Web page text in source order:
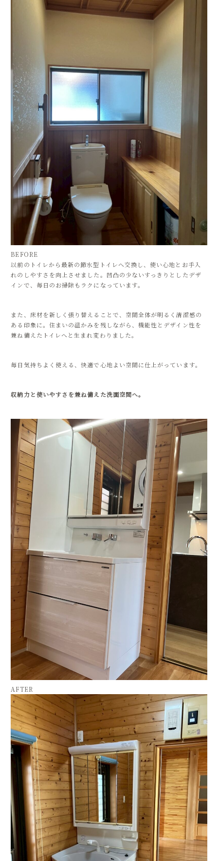
BEFORE
以前のトイレから最新の節水型トイレへ交換し、使い心地とお手入
れのしやすさを向上させました。凹凸の少ないすっきりとしたデザ
インで、毎日のお掃除もラクになっています。
また、床材を新しく張り替えることで、空間全体が明るく清潔感の
ある印象に。住まいの温かみを残しながら、機能性とデザイン性を
兼ね備えたトイレへと生まれ変わりました。
毎日気持ちよく使える、快適で心地よい空間に仕上がっています。
収納力と使いやすさを兼ね備えた洗面空間へ。
AFTER